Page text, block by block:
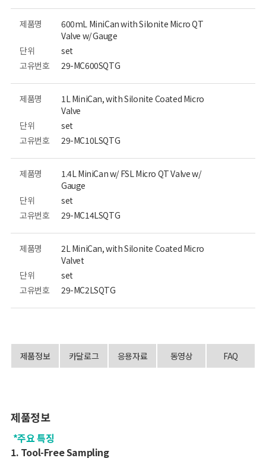
제품명
600mL MiniCan with Silonite Micro QT
Valve w/ Gauge
단위
set
고유번호
29-MC600SQTG
제품명
1L MiniCan, with Silonite Coated Micro
Valve
단위
set
고유번호
29-MC10LSQTG
제품명
1.4L MiniCan w/ FSL Micro QT Valve w/
Gauge
단위
set
고유번호
29-MC14LSQTG
제품명
2L MiniCan, with Silonite Coated Micro
Valvet
단위
set
고유번호
29-MC2LSQTG
제품정보 카달로그 응용자료 동영상 FAQ
제품정보
*주요 특징
1. Tool-Free Sampling